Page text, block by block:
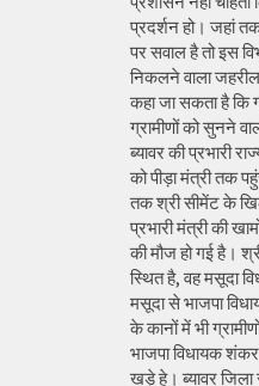
प्रदर्शन हो। जहां
पर सवाल है तो इस
निकलने वाला
कहा जा सकता है कि
ग्रामीणों को सुनने
ब्यावर की प्रभारी
को पीड़ा मंत्री तक
तक श्री सीमेंट के
प्रभारी मंत्री की
की मौज हो गई है।
स्थित है, वह मसूदा
मसूदा से भाजपा
के कानों में भी
भाजपा विधायक
खड़े हे। ब्यावर